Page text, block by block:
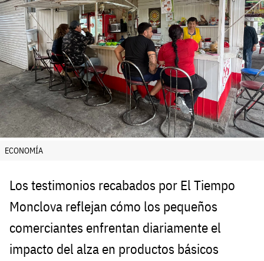
ECONOMÍA
Los testimonios recabados por El Tiempo
Monclova reflejan cómo los pequeños
comerciantes enfrentan diariamente el
impacto del alza en productos básicos